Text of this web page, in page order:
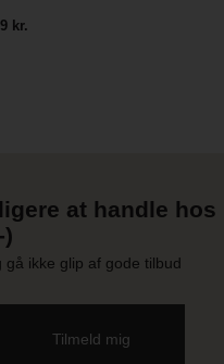
kr.
at handle hos
ikke glip af gode tilbud